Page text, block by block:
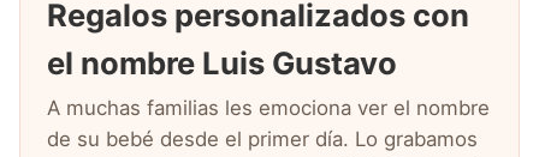
Regalos personalizados con
el nombre Luis Gustavo
A muchas familias les emociona ver el nombre
de su bebé desde el primer día. Lo grabamos